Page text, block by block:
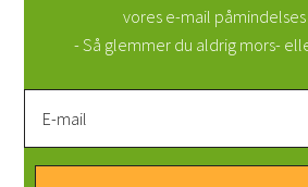
vores e-mail
- Så glemmer du aldrig mors-